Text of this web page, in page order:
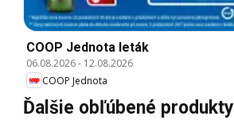
COOP Jednota leták
06.08.2026- 12.08.2026
COOP Jednota
Ďalšie obľúbené produkty